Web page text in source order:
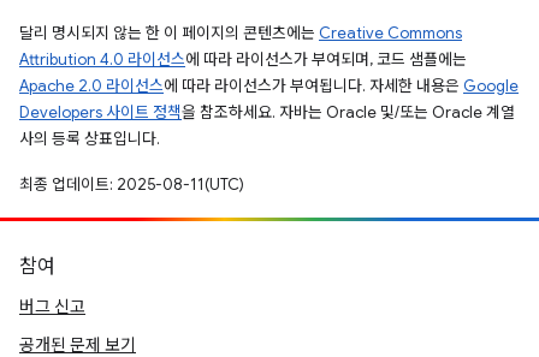
달리 명시되지 않는 한 이 페이지의 콘텐츠에는 Creative Commons
Attribution 4.0 라이선스에 따라 라이선스가 부여되며, 코드 샘플에는
Apache 2.0 라이선스에 따라 라이선스가 부여됩니다. 자세한 내용은 Google
Developers 사이트 정책을 참조하세요. 자바는 Oracle 및/또는 Oracle 계열
사의 등록 상표입니다.
최종 업데이트: 2025-08-11(UTC)
참여
버그 신고
공개된 문제 보기